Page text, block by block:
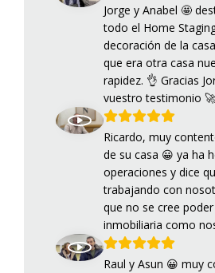
Jorge y Anabel 🤩
todo el Home
decoración de la
que era otra casa
rapidez. 👌 Gracias
vuestro testimonio 🚀
Ricardo, muy
de su casa 😀 ya ha
operaciones y dice
trabajando con
que no se cree
inmobiliaria como
Raul y Asun 😀 muy